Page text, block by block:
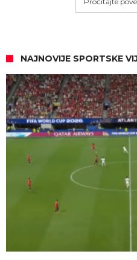
NAJNOVIJE SPORTSKE